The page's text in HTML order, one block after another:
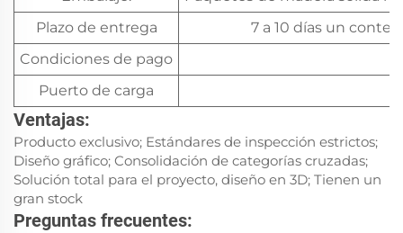
Plazo de entrega
7 a 10 días un
Condiciones de pago
Puerto de carga
Ventajas:
Producto exclusivo; Estándares de inspección estrictos;
Diseño gráfico; Consolidación de categorías cruzadas;
Solución total para el proyecto, diseño en 3D; Tienen un
gran stock
Preguntas frecuentes: